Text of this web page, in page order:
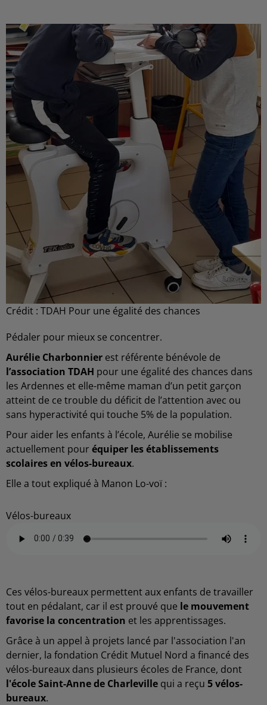
Crédit : TDAH Pour une égalité des chances
Pédaler pour mieux se concentrer.
Aurélie Charbonnier est référente bénévole de
l’association TDAH pour une égalité des chances dans
les Ardennes et elle-même maman d’un petit garçon
atteint de ce trouble du déficit de l’attention avec ou
sans hyperactivité qui touche 5% de la population.
Pour aider les enfants à l’école, Aurélie se mobilise
actuellement pouréquiper les établissements
scolaires en vélos-bureaux.
Elle a tout expliqué à Manon Lo-voï :
Vélos-bureaux
Ces vélos-bureaux permettent aux enfants de travailler
tout en pédalant, car il est prouvé que le mouvement
favorise la concentration et les apprentissages.
Grâce à un appel à projets lancé par l'association l'an
dernier, la fondation Crédit Mutuel Nord a financé des
vélos-bureaux dans plusieurs écoles de France, dont
l'école Saint-Anne de Charleville qui a reçu 5 vélos-
bureaux.